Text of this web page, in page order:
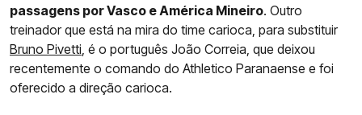
passagens por Vasco e América Mineiro. Outro
treinador que está na mira do time carioca, para substituir
Bruno Pivetti , é o português João Correia, que deixou
recentemente o comando do Athletico Paranaense e foi
oferecido a direção carioca.